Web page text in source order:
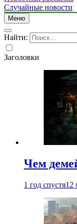
Случайные новости
Меню
Найти:
Заголовки
Чем
1 год спустя12